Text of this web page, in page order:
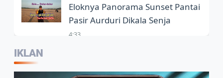
Eloknya Panorama Sunset Pantai
Pasir Aurduri Dikala Senja
4:33
Wartawan Jadi Garda Terdepan
IKLAN